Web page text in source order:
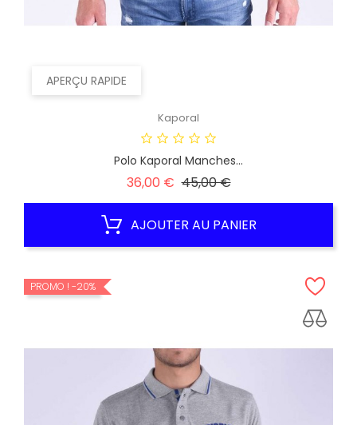
APERÇU RAPIDE
Kaporal
Polo Kaporal Manches...
36,00 € Prix
45,00 €Prix
AJOUTER AU PANIER
PROMO ! -20%